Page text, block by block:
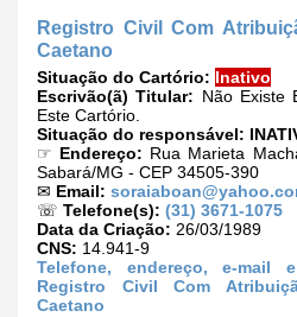
Registro Civil Com
Caetano
Situação do Cartório: Inativo
Escrivão(ã) Titular: Não Existe
Este Cartório.
Situação do responsável:
☞ Endereço: Rua Marieta
Sabará/MG - CEP 34505-390
✉ Email:
☏ Telefone(s): (31) 3671-1075
Data da Criação: 26/03/1989
CNS: 14.941-9
Telefone, endereço, e-
Registro Civil Com
Caetano